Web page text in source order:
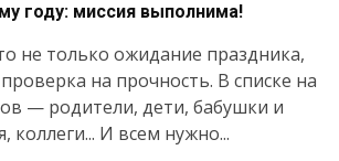
году: миссия выполнима!
не только ожидание праздника,
на прочность. В списке на
— родители, дети, бабушки и
коллеги... И всем нужно...